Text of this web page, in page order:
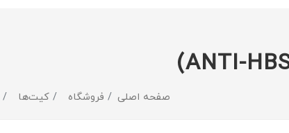
صفحه اصلی فروشگاه کیت‌ها